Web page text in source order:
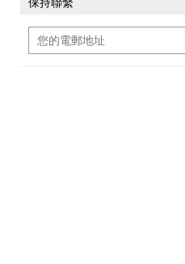
保持聯繫